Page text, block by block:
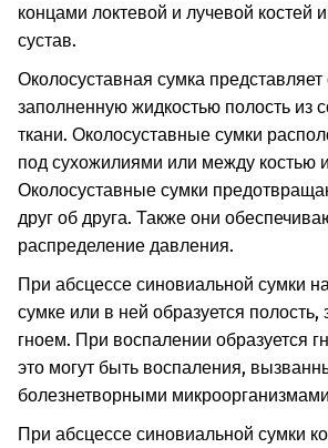
концами локтевой и лучевой костей
сустав.
Околосуставная сумка представляет
заполненную жидкостью полость из
ткани. Околосуставные сумки
под сухожилиями или между костью
Околосуставные сумки
друг об друга. Также они
распределение давления.
При абсцессе синовиальной сумки
сумке или в ней образуется полость,
гноем. При воспалении образуется
это могут быть воспаления,
болезнетворными
При абсцессе синовиальной сумки